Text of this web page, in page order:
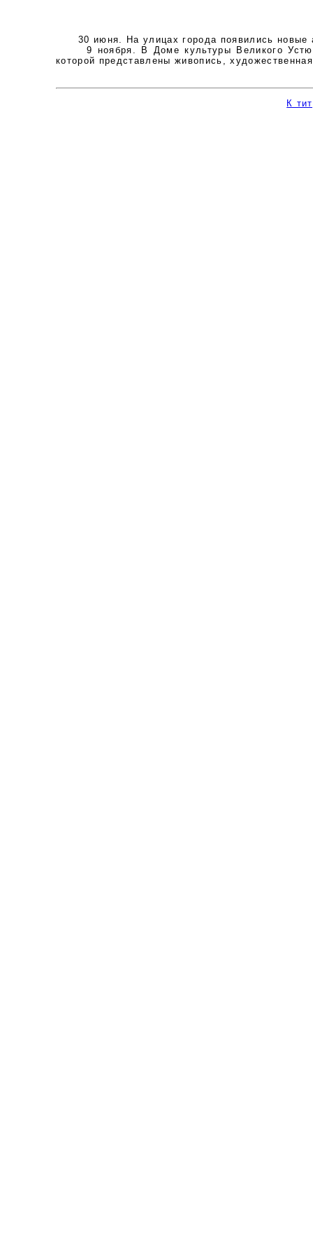
30 июня. На улицах города появились новые
9 ноября. В Доме культуры Великого
которой представлены живопись,
К